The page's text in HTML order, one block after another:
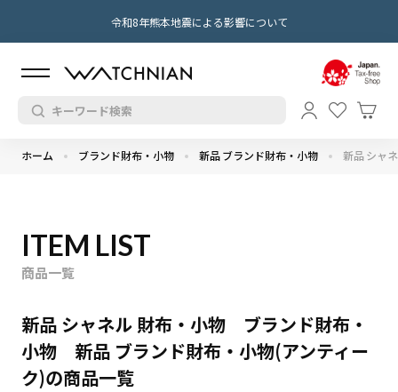
令和8年熊本地震による影響について
ホーム ブランド財布・小物 新品 ブランド財布・小物 新品 シャ
ITEM LIST
商品一覧
新品 シャネル 財布・小物 ブランド財布・
小物 新品 ブランド財布・小物(アンティー
ク)の商品一覧